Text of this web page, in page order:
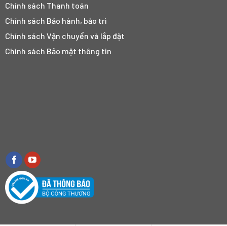
Chính sách Thanh toán
Chính sách Bảo hành, bảo trì
Chính sách Vận chuyển và lắp đặt
Chính sách Bảo mật thông tin